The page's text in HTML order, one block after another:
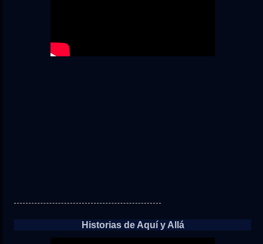
Historias de Aquí y Allá